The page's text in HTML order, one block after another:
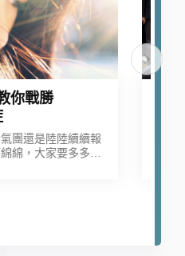
列課程」整合供
與內部議合
參與：永續發展策略的成功關鍵